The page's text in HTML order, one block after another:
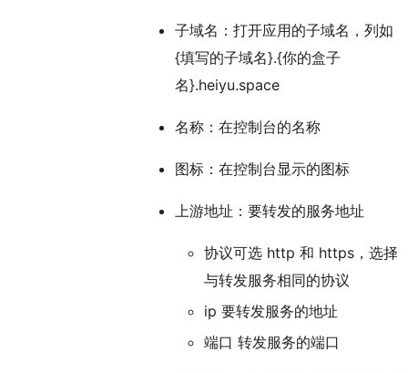
子域名：打开应用的子域名，列如
{填写的子域名}.{你的盒子
名}.heiyu.space
名称：在控制台的名称
图标：在控制台显示的图标
上游地址：要转发的服务地址
协议可选 http 和 https，选择
与转发服务相同的协议
ip 要转发服务的地址
端口 转发服务的端口